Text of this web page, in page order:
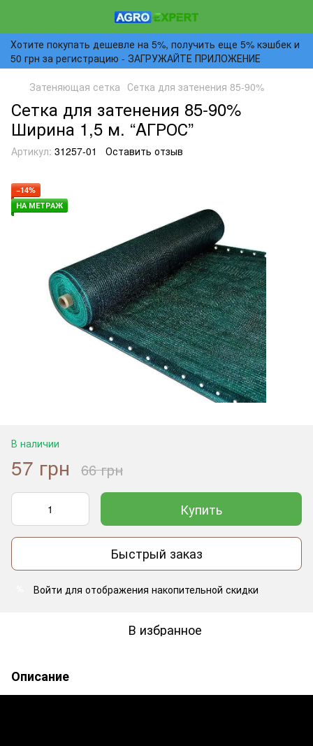
Хотите покупать дешевле на 5%, получить еще 5% кэшбек и
50 грн за регистрацию - ЗАГРУЖАЙТЕ ПРИЛОЖЕНИЕ
Затеняющая сетка Сетка для затенения 85-90%
Сетка для затенения 85-90%
Ширина 1,5 м. “AГРОС”
Артикул: 31257-01 Оставить отзыв
−14%
НА МЕТРАЖ
В наличии
57 грн 66 грн
Купить
Быстрый заказ
Войти для отображения накопительной скидки
В избранное
Описание